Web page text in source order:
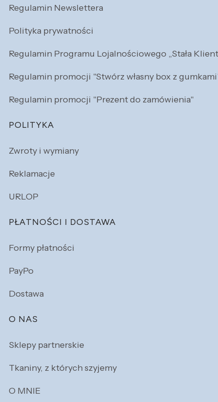
Regulamin Newslettera
Polityka prywatności
Regulamin Programu Lojalnościowego „Stała
Regulamin promocji "Stwórz własny box z
Regulamin promocji "Prezent do zamówienia"
POLITYKA
Zwroty i wymiany
Reklamacje
URLOP
PŁATNOŚCI I DOSTAWA
Formy płatności
PayPo
Dostawa
O NAS
Sklepy partnerskie
Tkaniny, z których szyjemy
O MNIE